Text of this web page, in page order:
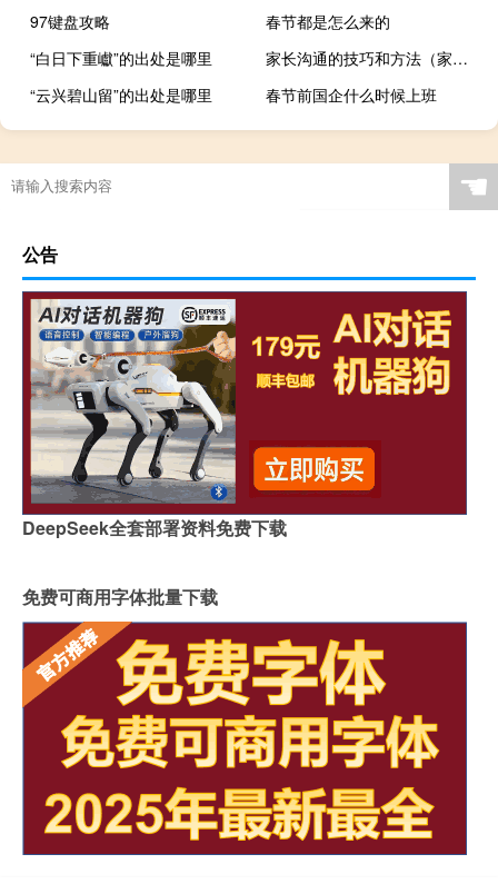
97键盘攻略
春节都是怎么来的
“白日下重巘”的出处是哪里
家长沟通的技巧和方法（家长与老师沟通的技巧）
“云兴碧山留”的出处是哪里
春节前国企什么时候上班
☚
公告
DeepSeek全套部署资料免费下载
免费可商用字体批量下载